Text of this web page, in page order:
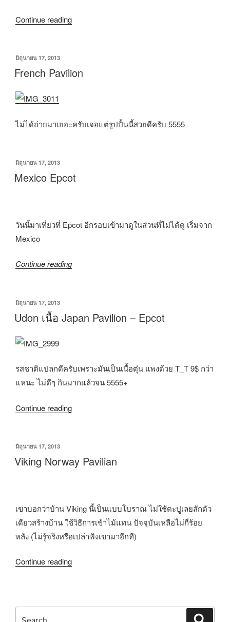
Continue reading
มิถุนายน 17, 2013
French Pavilion
ไม่ได้ถ่ายมาเยอะครับเจอแต่รูปปั้นนี้สวยดีครับ 5555
มิถุนายน 17, 2013
Mexico Epcot
วันนี้มาเที่ยวที่ Epcot อีกรอบเข้ามาดูในส่วนที่ไม่ได้ดู เริ่มจาก
Mexico
Continue reading
มิถุนายน 17, 2013
Udon เนื้อ Japan Pavilion – Epcot
รสชาติแปลกดีครับเพราะมันเป็นเนื้อตุ๋น แพงด้วย T_T 9$ กว่า
แหนะ ไม่ดีๆ กินมากแล้วจน 5555+
Continue reading
มิถุนายน 17, 2013
Viking Norway Pavilian
เขาบอกว่าบ้าน Viking นี้เป็นแบบโบราณ ไม่ใช้ตะปูเลยสักตัว
เดียวสร้างบ้าน ใช้วิธีการเข้าไม้แทน ปัจจุบันเหลือไม่กี่ร้อย
หลัง (ไม่รู้จริงหรือเปล่าฟังเขามาอีกที)
Continue reading